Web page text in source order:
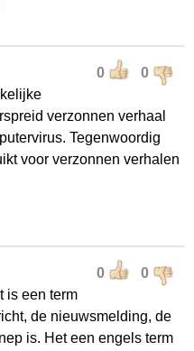
0 0
verzonnen verhaal
Tegenwoordig
voor verzonnen verhalen
0 0
is een term
de nieuwsmelding, de
is. Het een engels term